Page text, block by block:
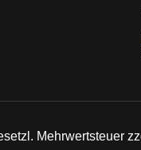
Mehrwertsteuer